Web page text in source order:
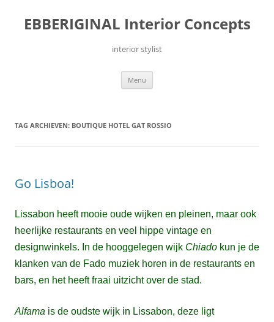
inhoud
EBBERIGINAL Interior Concepts
interior stylist
Menu
TAG ARCHIEVEN: BOUTIQUE HOTEL GAT ROSSIO
Go Lisboa!
Lissabon heeft mooie oude wijken en pleinen, maar ook
heerlijke restaurants en veel hippe vintage en
designwinkels. In de hooggelegen wijk Chiado kun je de
klanken van de Fado muziek horen in de restaurants en
bars, en het heeft fraai uitzicht over de stad.
Alfama is de oudste wijk in Lissabon, deze ligt